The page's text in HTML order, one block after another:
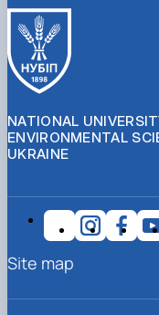
NATIONAL
ENVIRONMENTAL
UKRAINE
Site map